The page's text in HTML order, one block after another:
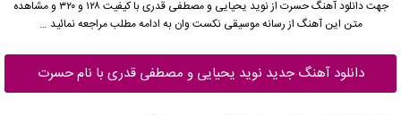
جهت دانلود آهنگ حسرت ازنوید یحیایی
و مصطفی قدری با کیفیت ۱۲۸ و ۳۲۰ و مشاهده
متن این آهنگ از رسانه موسیقی نکست وان به ادامه مطلب مراجعه نمائید …
دانلود آهنگ جدید نوید یحیایی و مصطفی قدری با نام حسرت